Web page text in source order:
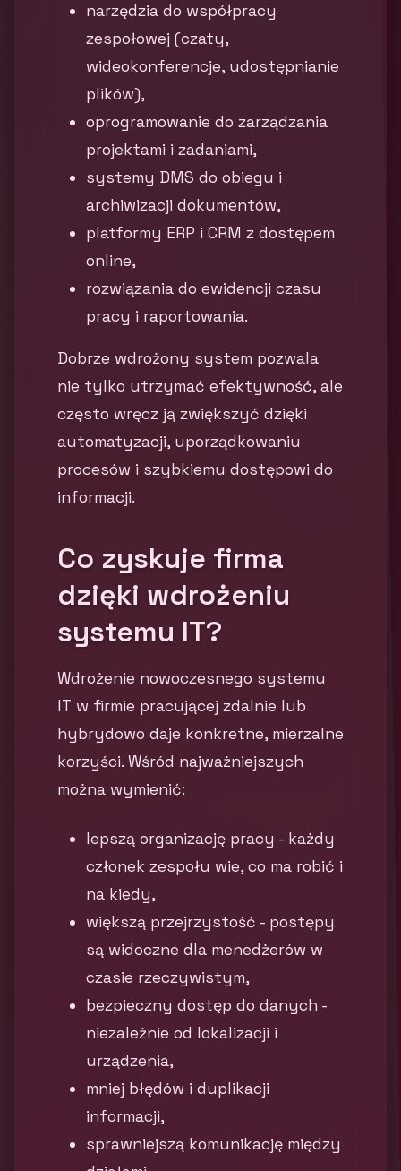
narzędzia do współpracy
zespołowej (czaty,
wideokonferencje, udostępnianie
plików),
oprogramowanie do zarządzania
projektami i zadaniami,
systemy DMS do obiegu i
archiwizacji dokumentów,
platformy ERP i CRM z dostępem
online,
rozwiązania do ewidencji czasu
pracy i raportowania.
Dobrze wdrożony system pozwala
nie tylko utrzymać efektywność, ale
często wręcz ją zwiększyć dzięki
automatyzacji, uporządkowaniu
procesów i szybkiemu dostępowi do
informacji.
Co zyskuje firma
dzięki wdrożeniu
systemu IT?
Wdrożenie nowoczesnego systemu
IT w firmie pracującej zdalnie lub
hybrydowo daje konkretne, mierzalne
korzyści. Wśród najważniejszych
można wymienić:
lepszą organizację pracy - każdy
członek zespołu wie, co ma robić i
na kiedy,
większą przejrzystość - postępy
są widoczne dla menedżerów w
czasie rzeczywistym,
bezpieczny dostęp do danych -
niezależnie od lokalizacji i
urządzenia,
mniej błędów i duplikacji
informacji,
sprawniejszą komunikację między